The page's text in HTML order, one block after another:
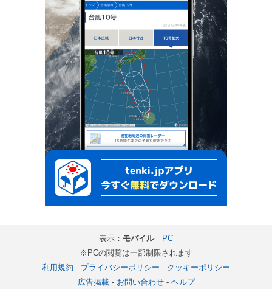
表示： モバイル｜ PC
※PCの閲覧は一部制限されます
利用規約 - プライバシーポリシー - クッキーポリシー
広告掲載- お問い合わせ- ヘルプ